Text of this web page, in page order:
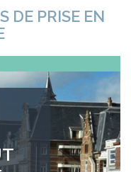
DE PRISE EN